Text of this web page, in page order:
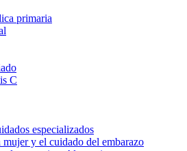
primaria
C
especializados
mujer y el cuidado del embarazo